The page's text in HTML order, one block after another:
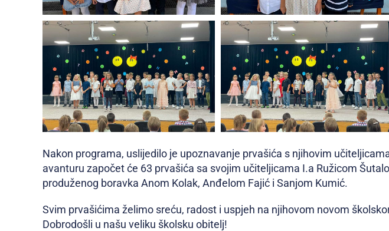
Nakon programa, uslijedilo je upoznavanje prvašića s njihovim
avanturu započet će 63 prvašića sa svojim učiteljicama I.a Ružicom
produženog boravka Anom Kolak, Anđelom Fajić i Sanjom Kumić.
Svim prvašićima želimo sreću, radost i uspjeh na njihovom novom
Dobrodošli u našu veliku školsku obitelj!